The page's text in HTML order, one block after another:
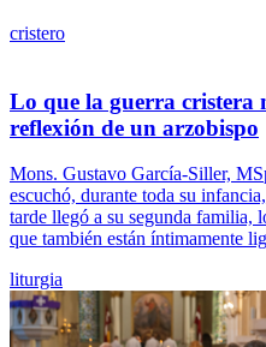
cristero
Lo que la guerra cristera
reflexión de un arzobispo
Mons. Gustavo García-Siller,
escuchó, durante toda su
tarde llegó a su segunda familia,
que también están íntimamente
liturgia